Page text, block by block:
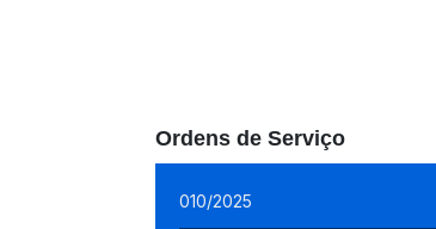
Ordens de Serviço
010/2025